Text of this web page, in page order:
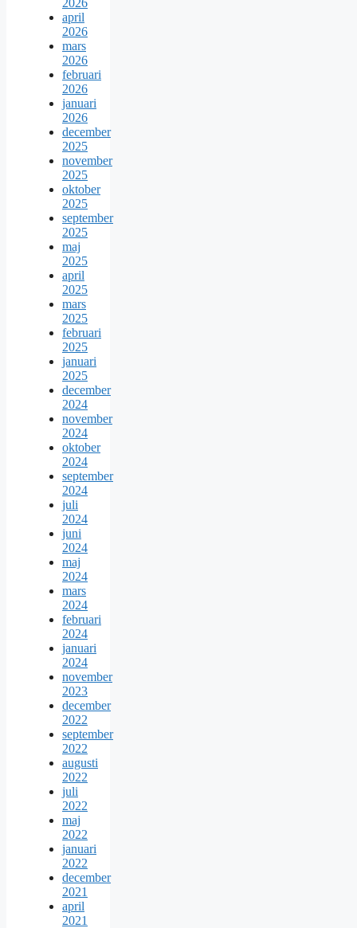
april
2026
mars
2026
februari
2026
januari
2026
december
2025
november
2025
oktober
2025
september
2025
maj
2025
april
2025
mars
2025
februari
2025
januari
2025
december
2024
november
2024
oktober
2024
september
2024
juli
2024
juni
2024
maj
2024
mars
2024
februari
2024
januari
2024
november
2023
december
2022
september
2022
augusti
2022
juli
2022
maj
2022
januari
2022
december
2021
april
2021